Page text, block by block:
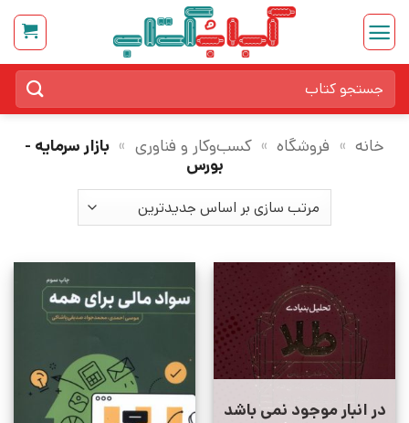
Skip
content
برای:
خانه » فروشگاه » کسب‌وکار و فناوری » بازار سرمایه -
بورس
در انبار موجود نمی باشد